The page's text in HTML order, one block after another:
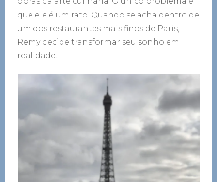
que ele é um rato. Quando se acha dentro de
um dos restaurantes mais finos de Paris,
Remy decide transformar seu sonho em
realidade.